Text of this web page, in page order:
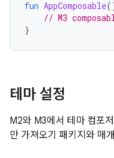
fun AppComposable
// M3
}
테마 설정
M2와 M3에서 테마 컴포
만 가져오기 패키지와 매